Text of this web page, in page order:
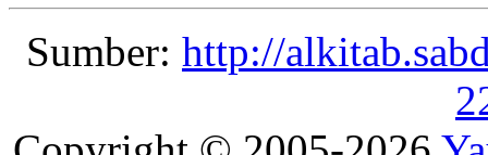
Sumber: http://